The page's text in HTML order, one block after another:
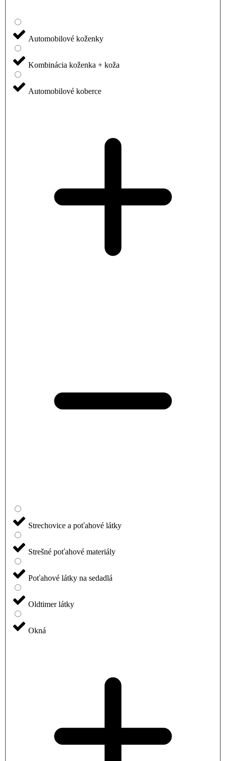
Automobilové koženky
Kombinácia koženka + koža
Automobilové koberce
Strechovice a poťahové látky
Strešné poťahové materiály
Poťahové látky na sedadlá
Oldtimer látky
Okná